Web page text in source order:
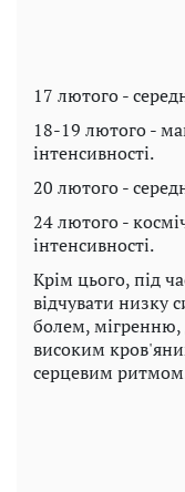
17 лютого -
18-19 лютого -
інтенсивності.
20 лютого -
24 лютого -
інтенсивності.
Крім цього, під
відчувати низку
болем, мігренню,
високим
серцевим